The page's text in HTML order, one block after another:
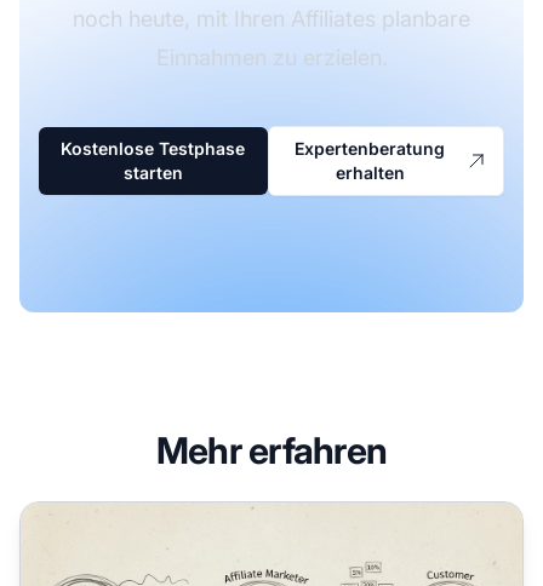
noch heute, mit Ihren Affiliates planbare
Einnahmen zu erzielen.
Kostenlose Testphase
starten
Expertenberatung
erhalten
Mehr erfahren
Ist Affiliate-Marketing provisionsbasiert? Umfassender